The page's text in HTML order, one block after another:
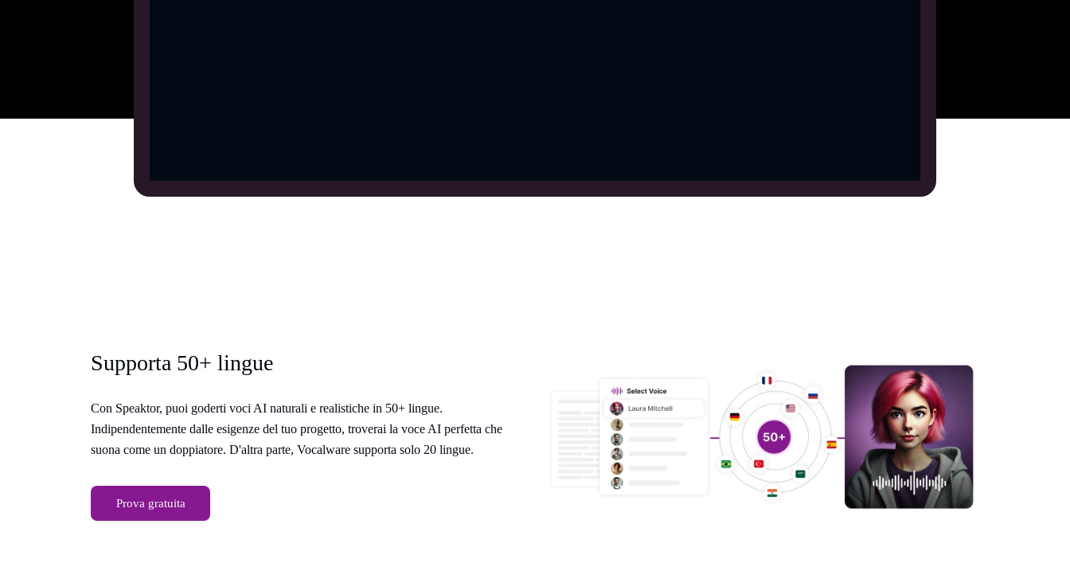
Supporta 50+ lingue
Con Speaktor, puoi goderti voci AI naturali e realistiche in 50+ lingue.
Indipendentemente dalle esigenze del tuo progetto, troverai la voce AI perfetta che
suona come un doppiatore. D'altra parte, Vocalware supporta solo 20 lingue.
Prova gratuita